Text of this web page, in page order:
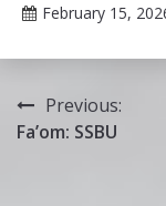
February 15,
Post
navigation
Previous:
Fa’om: SSBU